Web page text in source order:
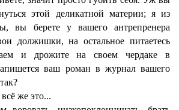
этой деликатной материи; я из
вы берете у вашего антрепренера
должишки, на остальное питаетесь
и дрожите на своем чердаке в
ваш роман в журнал вашего
же это...